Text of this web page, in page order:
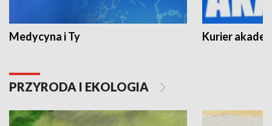
Medycyna i Ty Kurier
PRZYRODA I EKOLOGIA